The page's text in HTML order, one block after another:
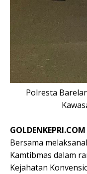
Polresta
Bersama
Kamtibmas dalam
Kejahatan